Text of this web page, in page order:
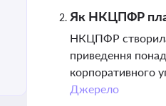
Як НКЦПФР
НКЦПФР створила
приведення
корпоративного
Джерело